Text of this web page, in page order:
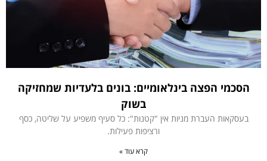
הסכמי הפצה בינלאומיים: בונים בלעדיות שמחזיקה
בשוק
בעסקאות העברת מניות אין "קטנות": כל סעיף משפיע על שליטה, כסף
ורציפות פעילות.
קרא עוד »